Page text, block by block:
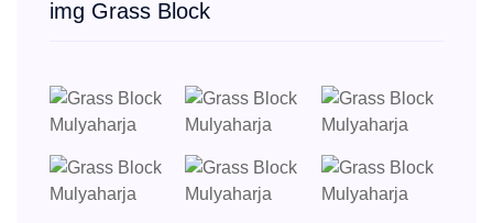
img Grass Block